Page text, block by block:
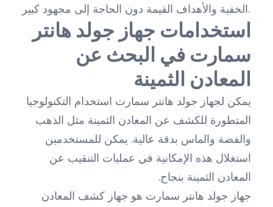
الخفية والأهداف القيمة دون الحاجة إلى مجهود كبير.
استخدامات جهاز جولد هانتر
سمارت في البحث عن
المعادن الثمينة
يمكن لجهاز جولد هانتر سمارت استخدام التكنولوجيا
المتطورة للكشف عن المعادن الثمينة مثل الذهب
والفضة والماس بدقة عالية. يمكن للمستخدمين
استغلال هذه الإمكانية في عمليات التنقيب عن
المعادن الثمينة بنجاح.
جهاز جولد هانتر سمارت هو جهاز كشف المعادن